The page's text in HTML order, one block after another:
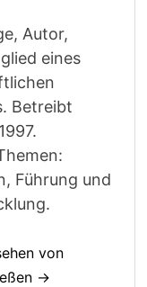
Autor,
eines
Betreibt
Führung und
von
→